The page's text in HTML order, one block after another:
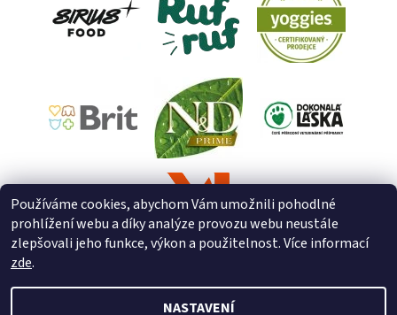
Používáme cookies, abychom Vám umožnili pohodlné
prohlížení webu a díky analýze provozu webu neustále
zlepšovali jeho funkce, výkon a použitelnost. Více informací
zde.
NASTAVENÍ